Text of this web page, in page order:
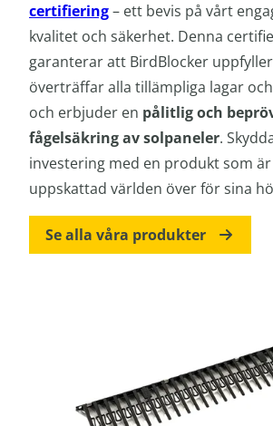
certifiering– ett bevis på vårt
kvalitet och säkerhet. Denna
garanterar att BirdBlocker
överträffar alla tillämpliga lagar
och erbjuder en pålitlig och
fågelsäkring av solpaneler.
investering med en produkt som
uppskattad världen över för sina
Se alla våra produkter